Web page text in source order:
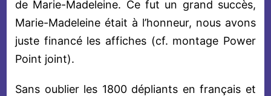
de Marie-Madeleine. Ce fut un grand succès,
Marie-Madeleine était à l’honneur, nous avons
juste financé les affiches (cf. montage Power
Point joint).
Sans oublier les 1800 dépliants en français et